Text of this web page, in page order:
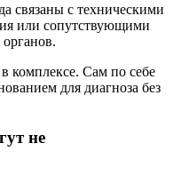
связаны с техническими
или сопутствующими
комплексе. Сам по себе
для диагноза без
не